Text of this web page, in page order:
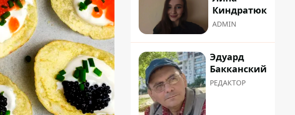
Киндратюк
ADMIN
Эдуард
Бакканский
РЕДАКТОР